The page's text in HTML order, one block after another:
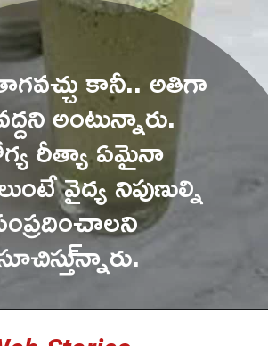
కానీ.. అతిగా
అంటున్నారు.
రీత్యా ఏమైనా
వైద్య నిపుణుల్ని